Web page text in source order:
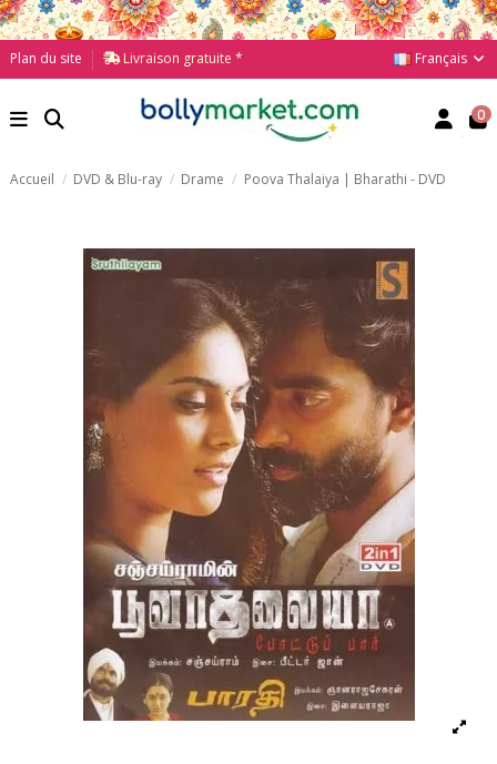
Plan du site Livraison gratuite * Français
0
Accueil DVD & Blu-ray Drame Poova Thalaiya | Bharathi - DVD